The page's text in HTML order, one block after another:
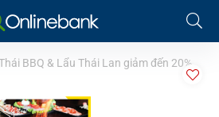
BBQ & Lẩu Thái Lan giảm đến 20%